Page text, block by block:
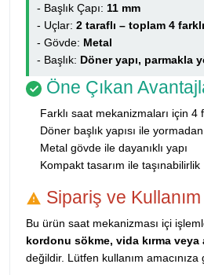
- Başlık Çapı: 11 mm
- Uçlar: 2 taraflı – toplam 4
- Gövde: Metal
- Başlık: Döner yapı, parmakla
Öne Çıkan
Farklı saat mekanizmaları için 4
Döner başlık yapısı ile
Metal gövde ile dayanıklı yapı
Kompakt tasarım ile taşınabilirlik
Sipariş ve Kullanım
Bu ürün saat mekanizması içi
kordonu sökme, vida kırma veya
değildir. Lütfen kullanım